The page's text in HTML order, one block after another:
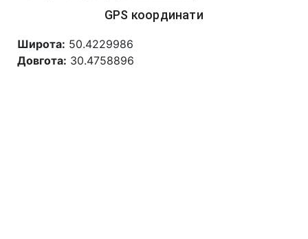
GPS координати
Широта: 50.4229986
Довгота: 30.4758896